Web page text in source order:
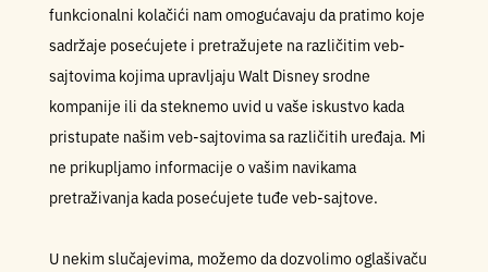
funkcionalni kolačići nam omogućavaju da pratimo koje
sadržaje posećujete i pretražujete na različitim veb-
sajtovima kojima upravljaju Walt Disney srodne
kompanije ili da steknemo uvid u vaše iskustvo kada
pristupate našim veb-sajtovima sa različitih uređaja. Mi
ne prikupljamo informacije o vašim navikama
pretraživanja kada posećujete tuđe veb-sajtove.
U nekim slučajevima, možemo da dozvolimo oglašivaču